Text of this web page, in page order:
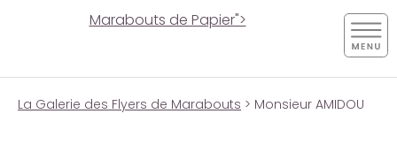
Marabouts de Papier">
La Galerie des Flyers de Marabouts > Monsieur AMIDOU